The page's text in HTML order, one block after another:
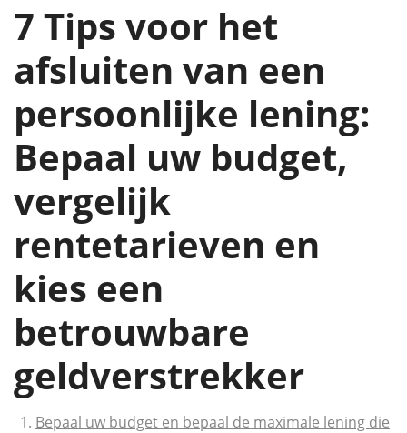
7 Tips voor het
afsluiten van een
persoonlijke lening:
Bepaal uw budget,
vergelijk
rentetarieven en
kies een
betrouwbare
geldverstrekker
Bepaal uw budget en bepaal de maximale lening die